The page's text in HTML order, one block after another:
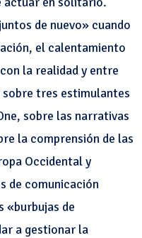
de nuevo» cuando
el calentamiento
la realidad y entre
tres estimulantes
sobre las narrativas
la comprensión de las
Occidental y
de comunicación
«burbujas de
a gestionar la